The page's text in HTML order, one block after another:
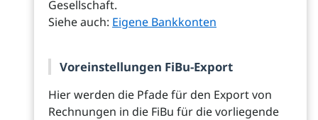
Gesellschaft.
Siehe auch: Eigene Bankkonten
Voreinstellungen FiBu-Export
Hier werden die Pfade für den Export von
Rechnungen in die FiBu für die vorliegende